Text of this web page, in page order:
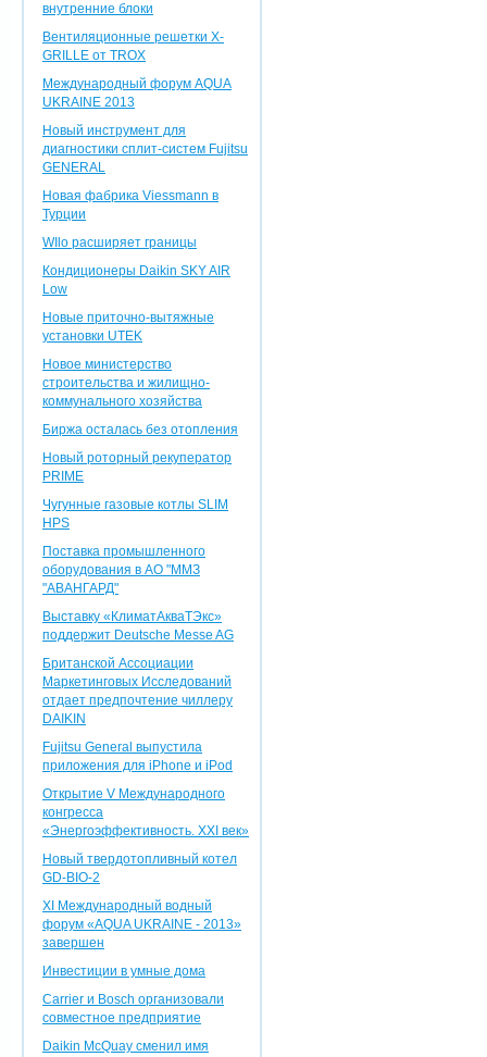
внутренние блоки
Вентиляционные решетки X-
GRILLE от TROX
Международный форум AQUA
UKRAINE 2013
Новый инструмент для
диагностики сплит-систем Fujitsu
GENERAL
Новая фабрика Viessmann в
Турции
WIlo расширяет границы
Кондиционеры Daikin SKY AIR
Low
Новые приточно-вытяжные
установки UTEK
Новое министерство
строительства и жилищно-
коммунального хозяйства
Биржа осталась без отопления
Новый роторный рекуператор
PRIME
Чугунные газовые котлы SLIM
HPS
Поставка промышленного
оборудования в АО "ММЗ
"АВАНГАРД"
Выставку «КлиматАкваТЭкс»
поддержит Deutsche Messe AG
Британской Ассоциации
Маркетинговых Исследований
отдает предпочтение чиллеру
DAIKIN
Fujitsu General выпустила
приложения для iPhone и iPod
Открытие V Международного
конгресса
«Энергоэффективность. XXI век»
Новый твердотопливный котел
GD-BIO-2
XI Международный водный
форум «AQUA UKRAINE - 2013»
завершен
Инвестиции в умные дома
Carrier и Bosch организовали
совместное предприятие
Daikin McQuay сменил имя